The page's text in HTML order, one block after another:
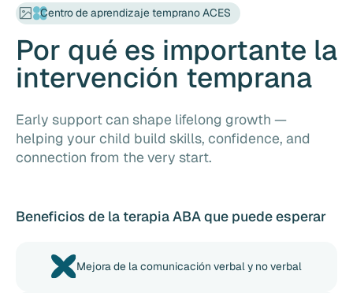
Centro de aprendizaje temprano ACES
Por qué es importante la
intervención temprana
Early support can shape lifelong growth —
helping your child build skills, confidence, and
connection from the very start.
Beneficios de la terapia ABA que puede esperar
Mejora de la comunicación verbal y no verbal